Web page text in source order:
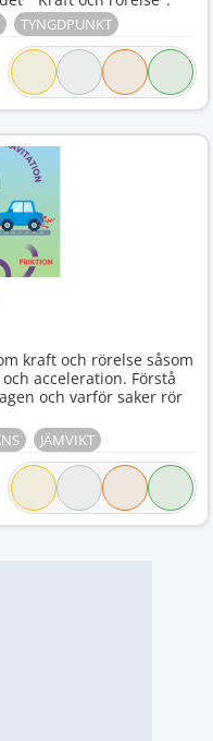
TYNGDPUNKT
kraft och rörelse såsom
acceleration. Förstå
och varför saker rör
JÄMVIKT